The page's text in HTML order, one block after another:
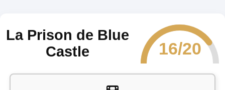
La Prison de Blue
Castle
16/20